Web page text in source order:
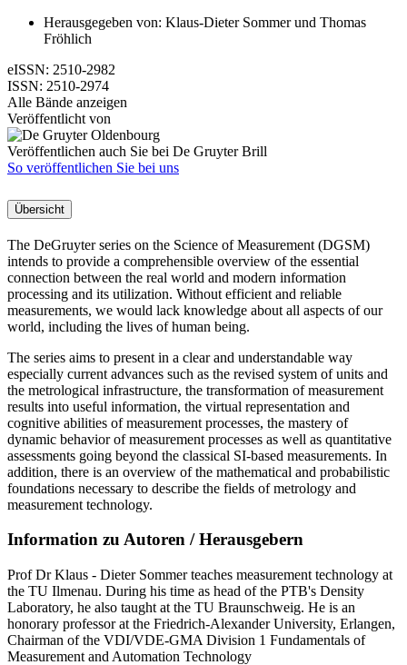
Herausgegeben von: Klaus-Dieter Sommer und Thomas
Fröhlich
eISSN: 2510-2982
ISSN: 2510-2974
Alle Bände anzeigen
Veröffentlicht von
Veröffentlichen auch Sie bei De Gruyter Brill
So veröffentlichen Sie bei uns
Übersicht
The DeGruyter series on the Science of Measurement (DGSM)
intends to provide a comprehensible overview of the essential
connection between the real world and modern information
processing and its utilization. Without efficient and reliable
measurements, we would lack knowledge about all aspects of our
world, including the lives of human being.
The series aims to present in a clear and understandable way
especially current advances such as the revised system of units and
the metrological infrastructure, the transformation of measurement
results into useful information, the virtual representation and
cognitive abilities of measurement processes, the mastery of
dynamic behavior of measurement processes as well as quantitative
assessments going beyond the classical SI-based measurements. In
addition, there is an overview of the mathematical and probabilistic
foundations necessary to describe the fields of metrology and
measurement technology.
Information zu Autoren / Herausgebern
Prof Dr Klaus - Dieter Sommer teaches measurement technology at
the TU Ilmenau. During his time as head of the PTB's Density
Laboratory, he also taught at the TU Braunschweig. He is an
honorary professor at the Friedrich-Alexander University, Erlangen,
Chairman of the VDI/VDE-GMA Division 1 Fundamentals of
Measurement and Automation Technology